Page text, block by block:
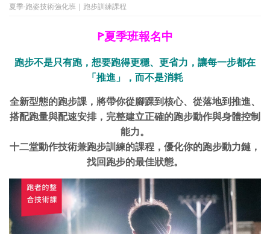
夏季-跑姿技術強化班｜跑步訓練課程
ꚰ夏季班報名中
跑步不是只有跑，想要跑得更穩、更省力，讓每一步都在
「推進」，而不是消耗
全新型態的跑步課，將帶你從腳踝到核心、從落地到推進、
搭配跑量與配速安排，完整建立正確的跑步動作與身體控制
能力。
十二堂動作技術兼跑步訓練的課程，優化你的跑步動力鏈，
找回跑步的最佳狀態。